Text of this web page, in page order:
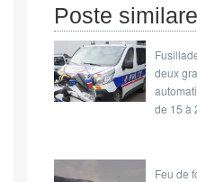
Poste similare
deux
de 15 à
Feu de